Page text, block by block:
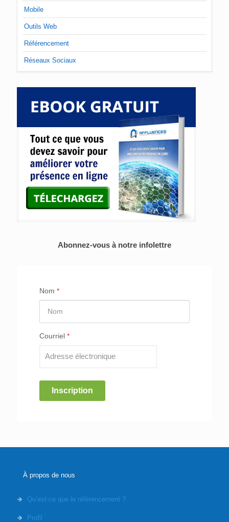
Mobile
Outils Web
Référencement
Réseaux Sociaux
Abonnez-vous à notre infolettre
Nom *
Courriel *
Inscription
À propos de nous
Qu’est-ce que le référencement ?
Profil